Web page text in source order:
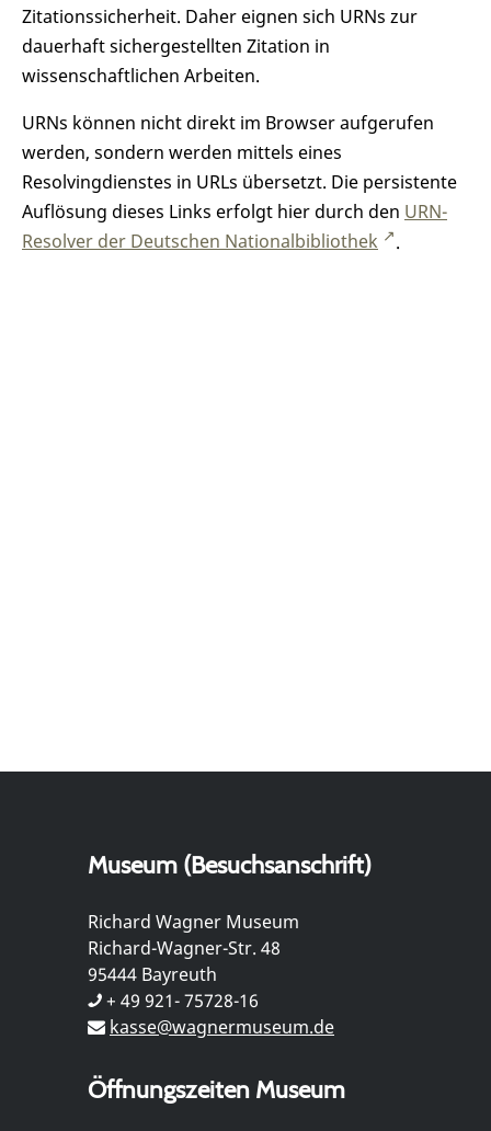
Zitationssicherheit. Daher eignen sich URNs zur
dauerhaft sichergestellten Zitation in
wissenschaftlichen Arbeiten.
URNs können nicht direkt im Browser aufgerufen
werden, sondern werden mittels eines
Resolvingdienstes in URLs übersetzt. Die persistente
Auflösung dieses Links erfolgt hier durch den URN-
Resolver der Deutschen Nationalbibliothek
.
Museum (Besuchsanschrift)
Richard Wagner Museum
Richard-Wagner-Str. 48
95444 Bayreuth
+ 49 921- 75728-16
kasse@wagnermuseum.de
Öffnungszeiten Museum